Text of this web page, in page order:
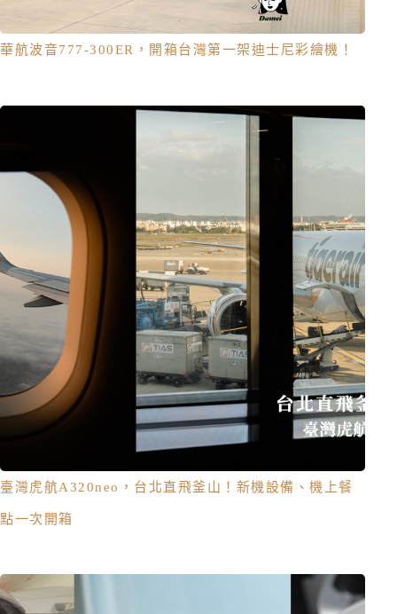
華航波音777-300ER，開箱台灣第一架迪士尼彩繪機！
臺灣虎航A320neo，台北直飛釜山！新機設備、機上餐
點一次開箱